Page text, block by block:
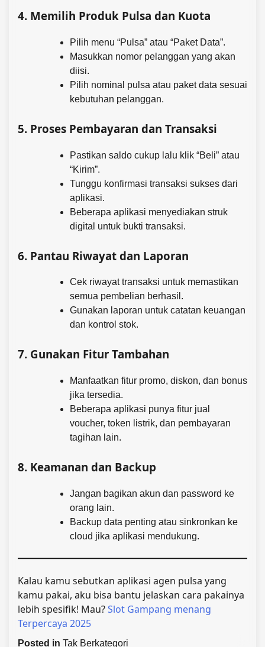
4. Memilih Produk Pulsa dan Kuota
Pilih menu “Pulsa” atau “Paket Data”.
Masukkan nomor pelanggan yang akan
diisi.
Pilih nominal pulsa atau paket data sesuai
kebutuhan pelanggan.
5. Proses Pembayaran dan Transaksi
Pastikan saldo cukup lalu klik “Beli” atau
“Kirim”.
Tunggu konfirmasi transaksi sukses dari
aplikasi.
Beberapa aplikasi menyediakan struk
digital untuk bukti transaksi.
6. Pantau Riwayat dan Laporan
Cek riwayat transaksi untuk memastikan
semua pembelian berhasil.
Gunakan laporan untuk catatan keuangan
dan kontrol stok.
7. Gunakan Fitur Tambahan
Manfaatkan fitur promo, diskon, dan bonus
jika tersedia.
Beberapa aplikasi punya fitur jual
voucher, token listrik, dan pembayaran
tagihan lain.
8. Keamanan dan Backup
Jangan bagikan akun dan password ke
orang lain.
Backup data penting atau sinkronkan ke
cloud jika aplikasi mendukung.
Kalau kamu sebutkan aplikasi agen pulsa yang
kamu pakai, aku bisa bantu jelaskan cara pakainya
lebih spesifik! Mau?Slot Gampang menang
Terpercaya 2025
Posted in Tak Berkategori